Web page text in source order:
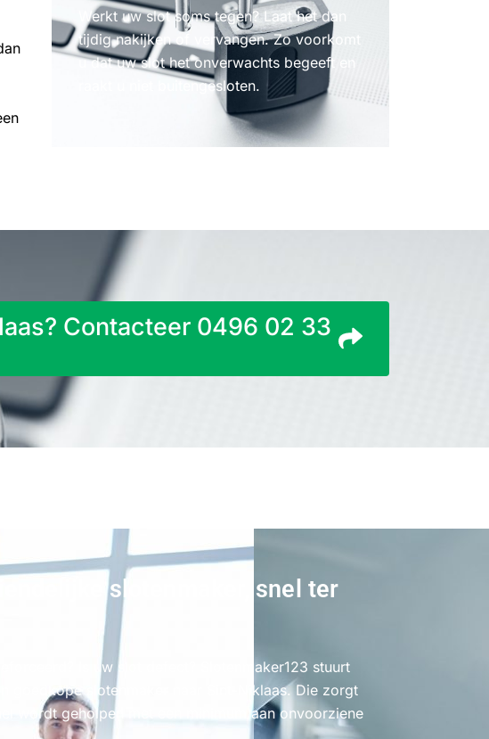
Werkt uw slot soms tegen? Laat het dan
tijdig nakijken of vervangen. Zo voorkomt
u dat uw slot het onverwachts begeeft en
raakt u niet buitengesloten.
Contacteer 0496 02 33
slotenmaker, snel ter
Is uw slot defect? Slotenmaker123 stuurt
goedkope slotenmaker naar Sint-Niklaas. Die zorgt
wordt geholpen met een minimum aan onvoorziene